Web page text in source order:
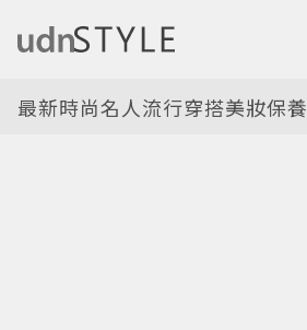
最新時尚名人流行穿搭美妝保養